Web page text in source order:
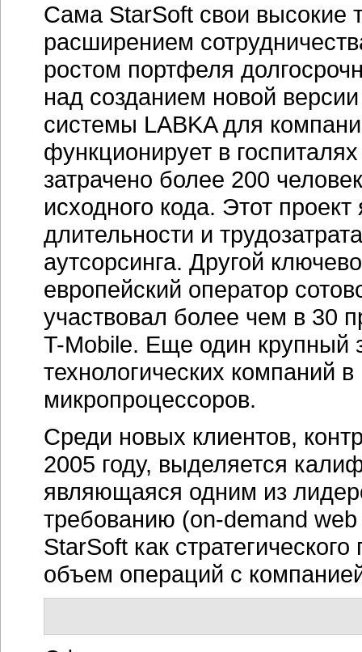
Сама StarSoft свои высокие
расширением
ростом портфеля
над созданием новой
системы LABKA для
функционирует в
затрачено более 200
исходного кода. Этот
длительности и
аутсорсинга. Другой
европейский оператор
участвовал более чем в 30
T-Mobile. Еще один крупный
технологических компаний
микропроцессоров.
Среди новых клиентов,
2005 году, выделяется
являющаяся одним из
требованию (on-demand
StarSoft как
объем операций с